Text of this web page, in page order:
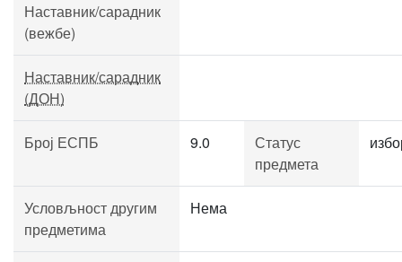
Наставник/сарадник
(вежбе)
Наставник/сарадник
(ДОН)
Број ЕСПБ 9.0
Статус
предмета
Условљност другим
предметима
Нема